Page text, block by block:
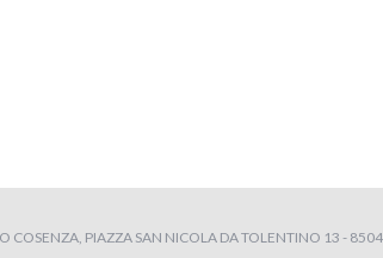
COSENZA, PIAZZA SAN NICOLA DA TOLENTINO 13 -